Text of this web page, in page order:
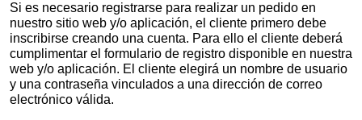
Si es necesario registrarse para realizar un pedido en
nuestro sitio web y/o aplicación, el cliente primero debe
inscribirse creando una cuenta. Para ello el cliente deberá
cumplimentar el formulario de registro disponible en nuestra
web y/o aplicación. El cliente elegirá un nombre de usuario
y una contraseña vinculados a una dirección de correo
electrónico válida.